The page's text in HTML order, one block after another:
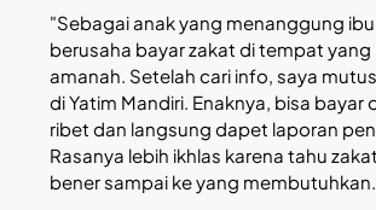
"Sebagai anak yang menanggung
berusaha bayar zakat di tempat
amanah. Setelah cari info, saya
di Yatim Mandiri. Enaknya, bisa bayar
ribet dan langsung dapet laporan
Rasanya lebih ikhlas karena tahu
bener sampai ke yang